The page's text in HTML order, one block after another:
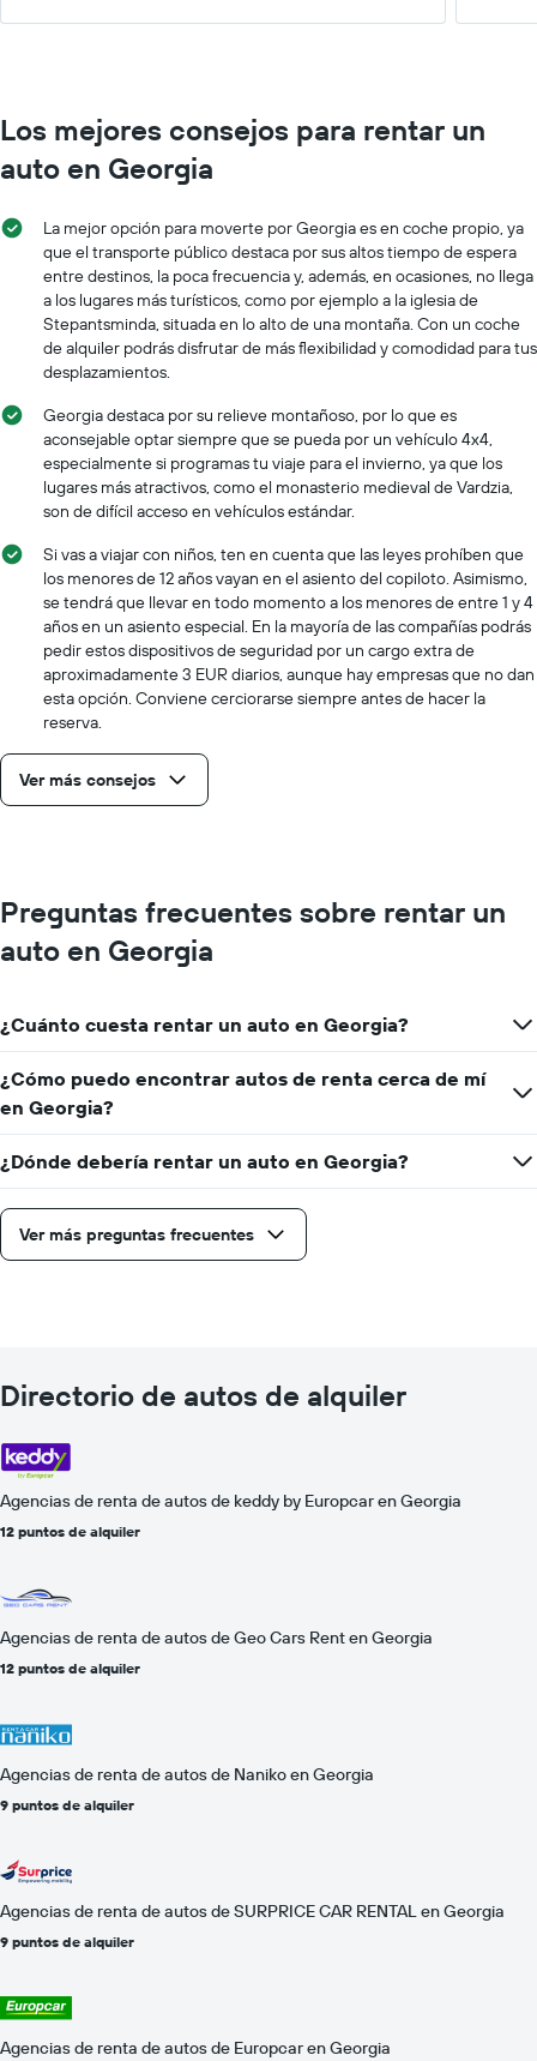
Los mejores consejos para rentar un
auto en Georgia
La mejor opción para moverte por Georgia es en coche propio, ya
que el transporte público destaca por sus altos tiempo de espera
entre destinos, la poca frecuencia y, además, en ocasiones, no llega
a los lugares más turísticos, como por ejemplo a la iglesia de
Stepantsminda, situada en lo alto de una montaña. Con un coche
de alquiler podrás disfrutar de más flexibilidad y comodidad para tus
desplazamientos.
Georgia destaca por su relieve montañoso, por lo que es
aconsejable optar siempre que se pueda por un vehículo 4x4,
especialmente si programas tu viaje para el invierno, ya que los
lugares más atractivos, como el monasterio medieval de Vardzia,
son de difícil acceso en vehículos estándar.
Si vas a viajar con niños, ten en cuenta que las leyes prohíben que
los menores de 12 años vayan en el asiento del copiloto. Asimismo,
se tendrá que llevar en todo momento a los menores de entre 1 y 4
años en un asiento especial. En la mayoría de las compañías podrás
pedir estos dispositivos de seguridad por un cargo extra de
aproximadamente 3 EUR diarios, aunque hay empresas que no dan
esta opción. Conviene cerciorarse siempre antes de hacer la
reserva.
Ver más consejos
Preguntas frecuentes sobre rentar un
auto en Georgia
¿Cuánto cuesta rentar un auto en Georgia?
¿Cómo puedo encontrar autos de renta cerca de mí
en Georgia?
¿Dónde debería rentar un auto en Georgia?
Ver más preguntas frecuentes
Directorio de autos de alquiler
Agencias de renta de autos de keddy by Europcar en Georgia
12 puntos de alquiler
Agencias de renta de autos de Geo Cars Rent en Georgia
12 puntos de alquiler
Agencias de renta de autos de Naniko en Georgia
9 puntos de alquiler
Agencias de renta de autos de SURPRICE CAR RENTAL en Georgia
9 puntos de alquiler
Agencias de renta de autos de Europcar en Georgia